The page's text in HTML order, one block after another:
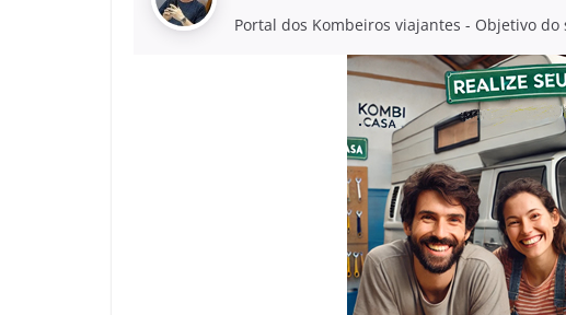
Portal dos Kombeiros viajantes - Objetivo